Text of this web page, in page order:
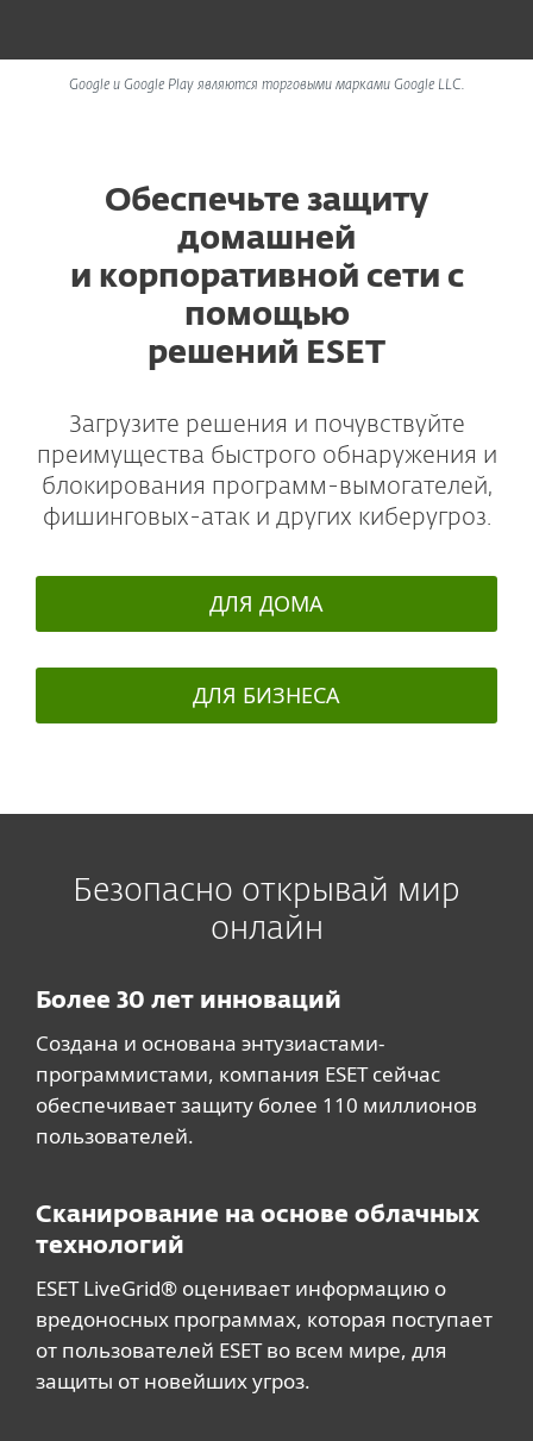
Google и Google Play являются торговыми марками Google LLC.
Обеспечьте защиту
домашней
и корпоративной сети с
помощью
решений ESET
Загрузите решения и почувствуйте
преимущества быстрого обнаружения и
блокирования программ-вымогателей,
фишинговых-атак и других киберугроз.
ДЛЯ ДОМА
ДЛЯ БИЗНЕСА
Безопасно открывай мир
онлайн
Более 30 лет инноваций
Создана и основана энтузиастами-
программистами, компания ESET сейчас
обеспечивает защиту более 110 миллионов
пользователей.
Сканирование на основе облачных
технологий
ESET LiveGrid® оценивает информацию о
вредоносных программах, которая поступает
от пользователей ESET во всем мире, для
защиты от новейших угроз.